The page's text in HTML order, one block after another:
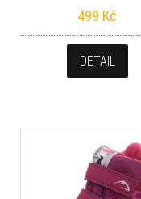
499 Kč
DETAIL